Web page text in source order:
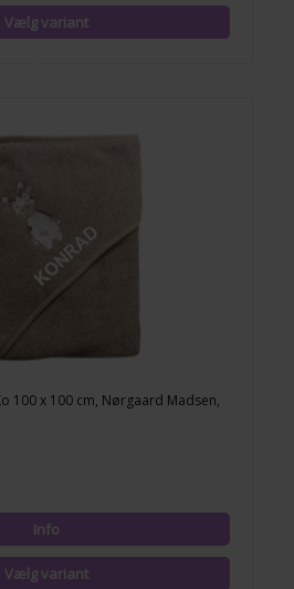
100 x 100 cm, Nørgaard Madsen,